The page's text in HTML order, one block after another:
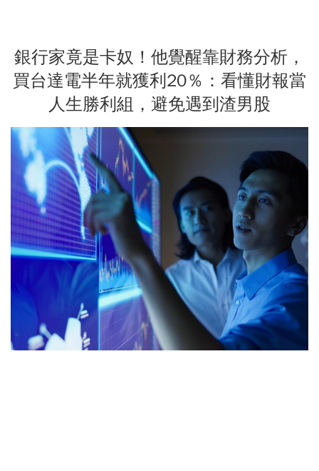
銀行家竟是卡奴！他覺醒靠財務分析，
買台達電半年就獲利20％：看懂財報當
人生勝利組，避免遇到渣男股